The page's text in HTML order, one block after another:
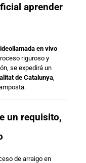
aprender
en vivo
riguroso y
se expedirá un
de Catalunya,
un requisito,
de arraigo en